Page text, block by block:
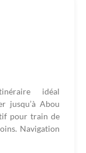
idéal
jusqu’à Abou
pour train de
Navigation